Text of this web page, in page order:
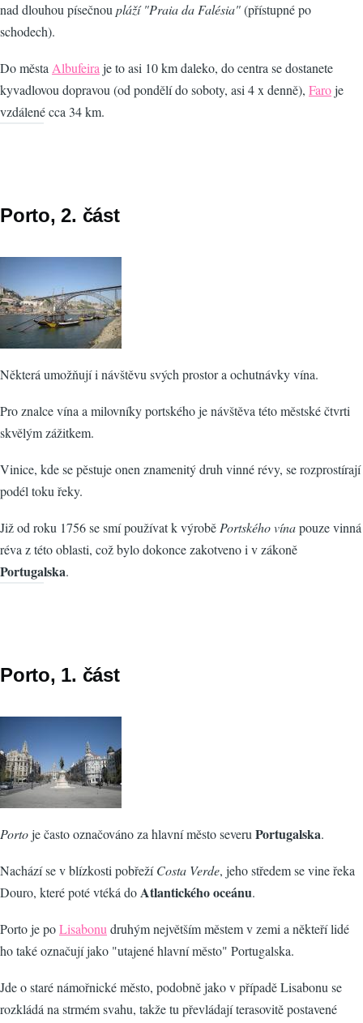
nad dlouhou písečnoupláží "Praia da Falésia"(přístupné po
schodech).
Do městaAlbufeiraje to asi 10 km daleko, do centra se dostanete
kyvadlovou dopravou (od pondělí do soboty, asi 4 x denně), Faroje
vzdálené cca 34 km.
Porto, 2. část
Některá umožňují i návštěvu svých prostor a ochutnávky vína.
Pro znalce vína a milovníky portského je návštěva této městské čtvrti
skvělým zážitkem.
Vinice, kde se pěstuje onen znamenitý druh vinné révy, se rozprostírají
podél toku řeky.
Již od roku 1756 se smí používat k výroběPortského vínapouze vinná
réva z této oblasti, což bylo dokonce zakotveno i v zákoně
Portugalska.
Porto, 1. část
Portoje často označováno za hlavní město severu Portugalska.
Nachází se v blízkosti pobřežíCosta Verde, jeho středem se vine řeka
Douro, které poté vtéká doAtlantického oceánu.
Porto je poLisabonu druhým největším městem v zemi a někteří lidé
ho také označují jako "utajené hlavní město" Portugalska.
Jde o staré námořnické město, podobně jako v případě Lisabonu se
rozkládá na strmém svahu, takže tu převládají terasovitě postavené